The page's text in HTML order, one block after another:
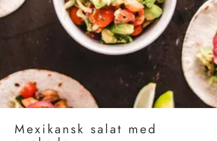
Mexikansk salat med